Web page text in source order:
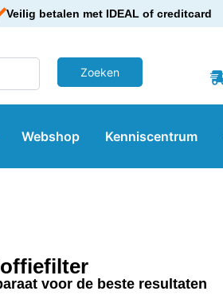
Veilig betalen met IDEAL of creditcard
Webshop Kenniscentrum
voor de beste resultaten